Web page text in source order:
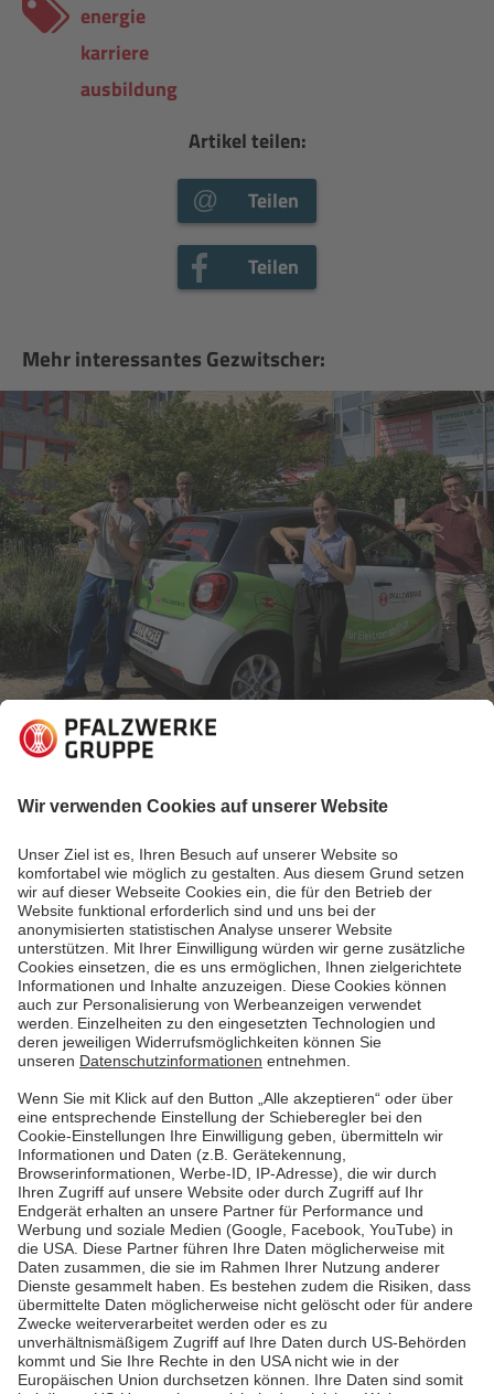
energie
karriere
ausbildung
Artikel teilen:
Teilen
Teilen
Mehr interessantes Gezwitscher:
13.09.2019
Pfalzwerke begegnen
Verantwortung & Spaß von Anfang an
Raffael, Friederike, Max und Felix sind vier von
unseren Azubis. Sie erzählen hier, wieso sie sich für
die Pfalzwerke entschieden haben und warum sie
sich zur Industriekauffrau und zum Elektroniker
ausbilden lassen. Und wir klären, was die
Kennenlerntage und unsere Juniorfirma sind!
Mehr lesen
Mehr lesen
Pfalzwerke
Über uns & Autoren
Datenschutz
Impressum